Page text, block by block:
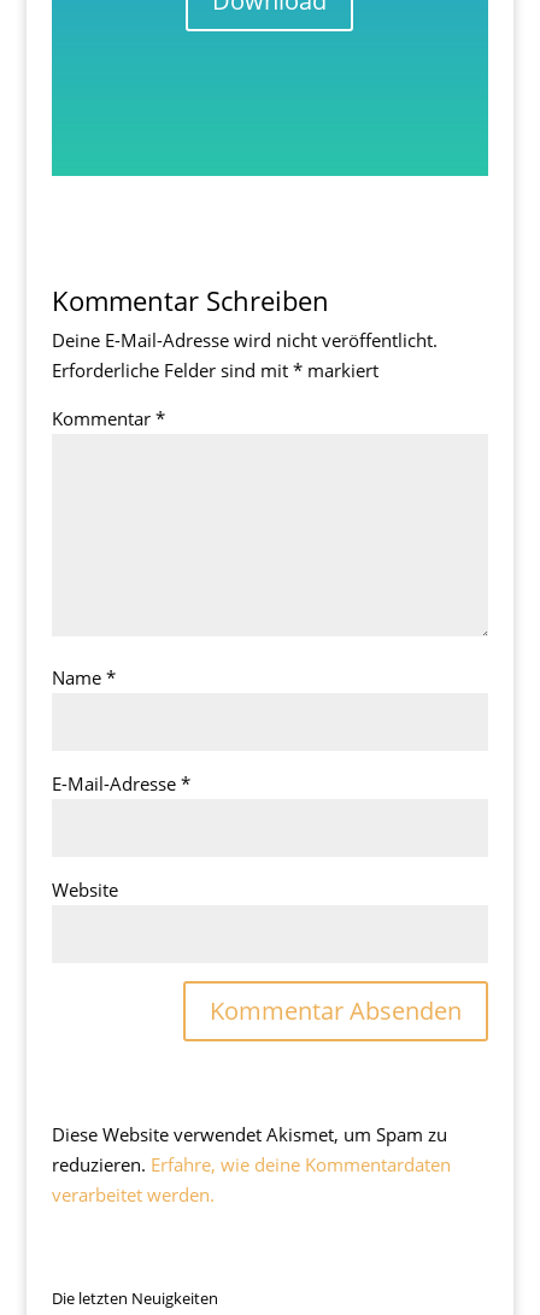
Kommentar Schreiben
Deine E-Mail-Adresse wird nicht veröffentlicht.
Erforderliche Felder sind mit *markiert
Kommentar *
Name *
E-Mail-Adresse *
Website
Diese Website verwendet Akismet, um Spam zu
reduzieren. Erfahre, wie deine Kommentardaten
verarbeitet werden.
Die letzten Neuigkeiten